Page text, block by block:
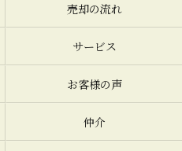
売却の流れ
サービス
お客様の声
仲介